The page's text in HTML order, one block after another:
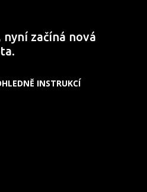
začíná nová
INSTRUKCÍ